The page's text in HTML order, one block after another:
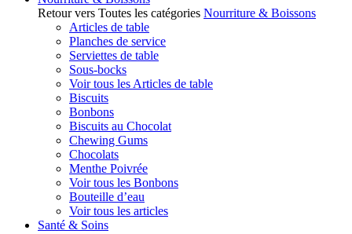
Retour vers Toutes les catégories Nourriture & Boissons
Articles de table
Planches de service
Serviettes de table
Sous-bocks
Voir tous les Articles de table
Biscuits
Bonbons
Biscuits au Chocolat
Chewing Gums
Chocolats
Menthe Poivrée
Voir tous les Bonbons
Bouteille d’eau
Voir tous les articles
Santé & Soins